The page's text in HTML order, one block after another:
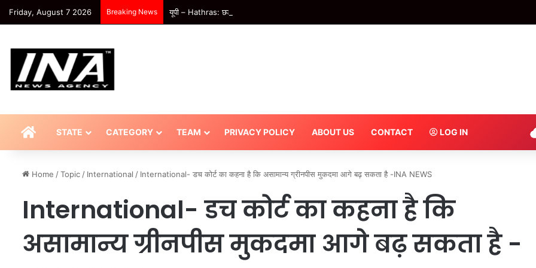
Friday, August 7 2026 Breaking News यूपी – Hathras: छड़ी ऊपर करते ही हाईटेंशन लाइन से छुली, हुआ तेज धमाका, हाईवे पर काम करते समय करंट से मजदूर की मौत –
HOMESTATE CATEGORY TEAM PRIVACY POLICY ABOUT US CONTACT LOG IN
Home /Topic / International / International- डच कोर्ट का कहना है कि असामान्य ग्रीनपीस मुकदमा आगे बढ़ सकता है -INA NEWS
International- डच कोर्ट का कहना है कि
असामान्य ग्रीनपीस मुकदमा आगे बढ़ सकता है -